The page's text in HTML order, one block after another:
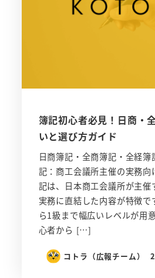
簿記初心者必見！日商・
いと選び方ガイド
日商簿記・全商簿記・全経
記：商工会議所主催の実務向
記は、日本商工会議所が主催
実務に直結した内容が特徴で
ら1級まで幅広いレベルが用
心者から […]
コトラ（広報チーム）